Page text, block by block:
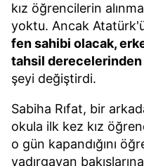
kız öğrencilerin
yoktu. Ancak
fen sahibi olacak,
tahsil
şeyi değiştirdi.
Sabiha Rıfat, bir
okula ilk kez kız
o gün kapandığını
yadırgayan